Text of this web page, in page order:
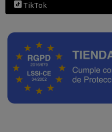
TikTok